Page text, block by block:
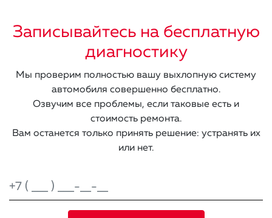
Записывайтесь на бесплатную
диагностику
Мы проверим полностью вашу выхлопную систему
автомобиля совершенно бесплатно.
Озвучим все проблемы, если таковые есть и
стоимость ремонта.
Вам останется только принять решение: устранять их
или нет.